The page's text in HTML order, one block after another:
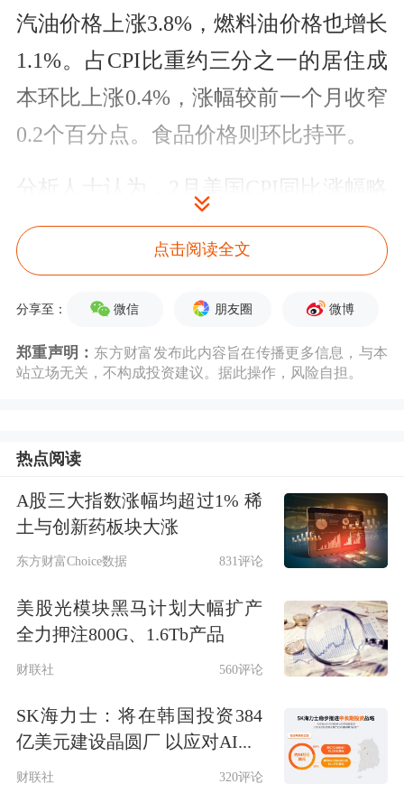
汽油价格上涨3.8%，燃料油价格也增长
1.1%。占CPI比重约三分之一的居住成
本环比上涨0.4%，涨幅较前一个月收窄
0.2个百分点。食品价格则环比持平。
分析人士认为，2月美国CPI同比涨幅略
高于市场普遍预计的3.1%，核心CPI环
比涨幅也高于预期的0.3%，意味着今年
初以来通胀出现小幅反弹并非暂时现
美联储可能会在更长时间内维持高利
拢。
多地遇袭！俄能源设施起火
据参考消息援引路透社3月12日报道，
机袭击后，奥廖尔和下诺夫哥罗德州的
燃料设施当天起火，这似乎是基辅组织
的针对莫斯科和其他地区的协同空中打
击。
点击阅读全文
分享至： 微信 朋友圈 微博
郑重声明： 东方财富发布此内容旨在传播更多信息，与本
站立场无关，不构成投资建议。据此操作，风险自担。
热点阅读
A股三大指数涨幅均超过1% 稀
土与创新药板块大涨
东方财富Choice数据 831评论
美股光模块黑马计划大幅扩产
全力押注800G、1.6Tb产品
财联社 560评论
SK海力士：将在韩国投资384
亿美元建设晶圆厂 以应对AI...
财联社 320评论